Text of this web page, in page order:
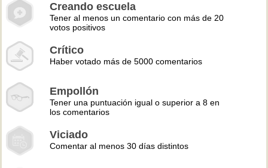
Creando escuela
Tener al menos un comentario con más de 20
votos positivos
Crítico
Haber votado más de 5000 comentarios
Empollón
Tener una puntuación igual o superior a 8 en
los comentarios
Viciado
Comentar al menos 30 días distintos